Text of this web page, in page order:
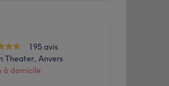
avec précision.
idéal pour une
beauté des mains,
195 avis
Theater, Anvers
à domicile